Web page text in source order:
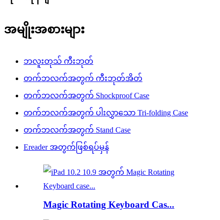
အမျိုးအစားများ
ဘလူးတုသ် ကီးဘုတ်
တက်ဘလက်အတွက် ကီးဘုတ်အိတ်
တက်ဘလက်အတွက် Shockproof Case
တက်ဘလက်အတွက် ပါးလွှာသော Tri-folding Case
တက်ဘလက်အတွက် Stand Case
Ereader အတွက်ဖြစ်ရပ်မှန်
Magic Rotating Keyboard Cas...